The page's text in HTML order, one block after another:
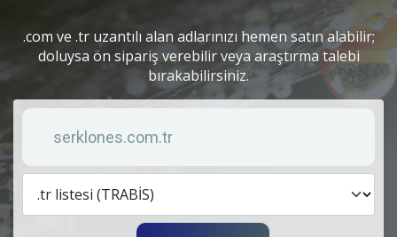
.com ve .tr uzantılı alan adlarınızı hemen satın alabilir;
doluysa ön sipariş verebilir veya araştırma talebi
bırakabilirsiniz.
Anahtar kelime